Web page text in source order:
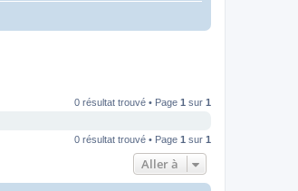
0 résultat trouvé • Page 1 sur 1
0 résultat trouvé • Page 1 sur 1
Aller à